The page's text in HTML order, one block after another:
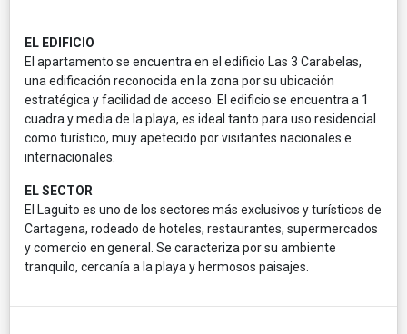
EL EDIFICIO
El apartamento se encuentra en el edificio Las 3 Carabelas,
una edificación reconocida en la zona por su ubicación
estratégica y facilidad de acceso. El edificio se encuentra a 1
cuadra y media de la playa, es ideal tanto para uso residencial
como turístico, muy apetecido por visitantes nacionales e
internacionales.
EL SECTOR
El Laguito es uno de los sectores más exclusivos y turísticos de
Cartagena, rodeado de hoteles, restaurantes, supermercados
y comercio en general. Se caracteriza por su ambiente
tranquilo, cercanía a la playa y hermosos paisajes.